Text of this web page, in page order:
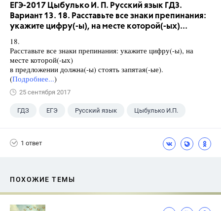
ЕГЭ-2017 Цыбулько И. П. Русский язык ГДЗ.
Вариант 13. 18. Расставьте все знаки препинания:
укажите цифру(-ы), на месте которой(-ых)...
18.
Расставьте все знаки препинания: укажите цифру(-ы), на
месте которой(-ых)
в предложении должна(-ы) стоять запятая(-ые).
(Подробнее...)
25 сентября 2017
ГДЗ ЕГЭ Русский язык Цыбулько И.П.
1 ответ
ПОХОЖИЕ ТЕМЫ